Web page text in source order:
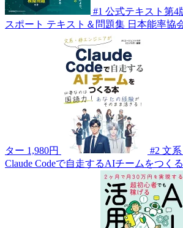
#1 公式テキスト第4
スポート テキスト＆問題集 日本能率協
ター 1,980円 #2 文
Claude Codeで自走するAIチームをつく